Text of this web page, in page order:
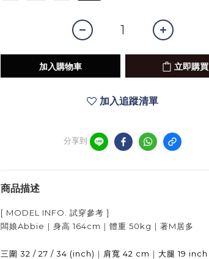
加入購物車 立即購買
加入追蹤清單
分享到
商品描述
[ MODEL INFO. 試穿參考 ]
闆娘Abbie｜身高 164cm ｜體重 50kg ｜著M居多
三圍 32 / 27 / 34 (inch) ｜ 肩寬 42 cm ｜ 大腿 19 inch